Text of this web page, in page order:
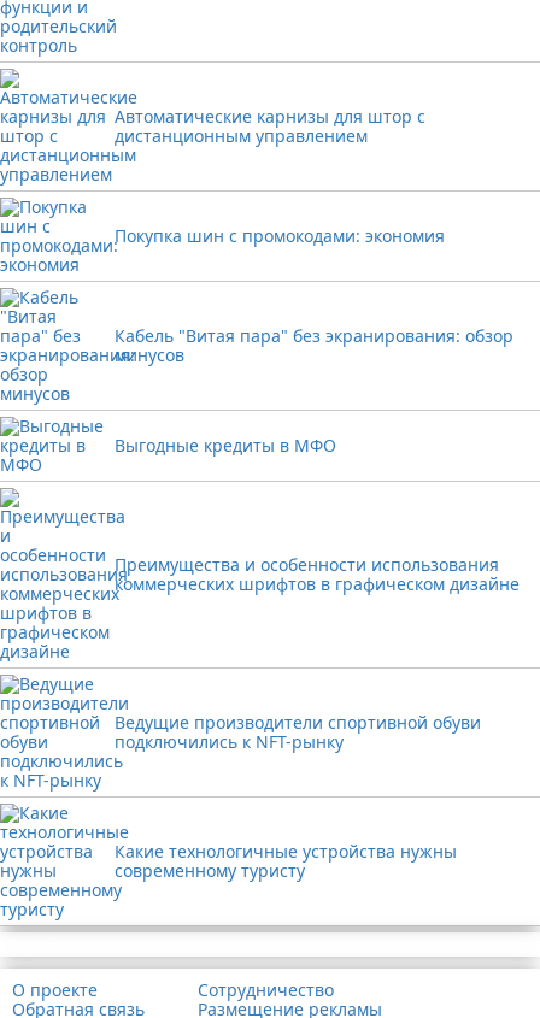
Автоматические карнизы для штор с
дистанционным управлением
Покупка шин с промокодами: экономия
Кабель "Витая пара" без экранирования: обзор
минусов
Выгодные кредиты в МФО
Преимущества и особенности использования
коммерческих шрифтов в графическом дизайне
Ведущие производители спортивной обуви
подключились к NFT-рынку
Какие технологичные устройства нужны
современному туристу
О проекте
Обратная связь
Сотрудничество
Размещение рекламы